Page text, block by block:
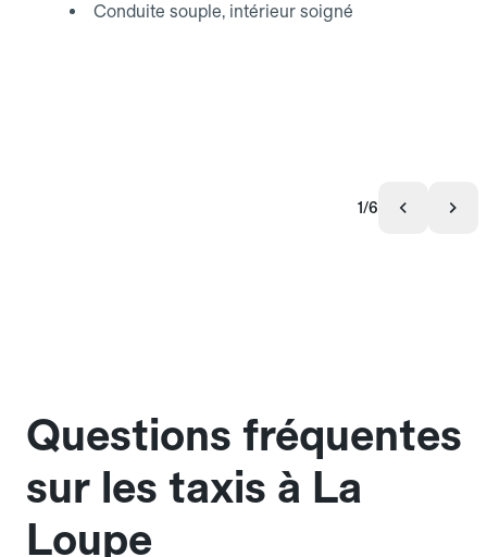
Conduite souple, intérieur soigné
1/6
Questions fréquentes
sur les taxis à La
Loupe